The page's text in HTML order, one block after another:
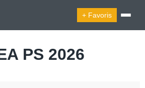
+ Favoris
PS 2026